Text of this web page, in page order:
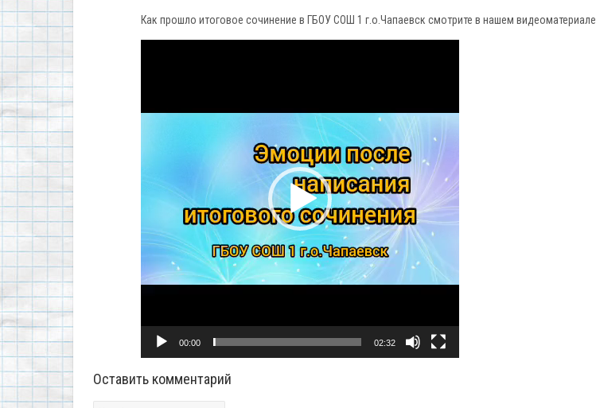
Как прошло итоговое сочинение в ГБОУ СОШ 1 г.о.Чапаевск смотрите в нашем видеоматериале.
00:00 02:32
Оставить комментарий